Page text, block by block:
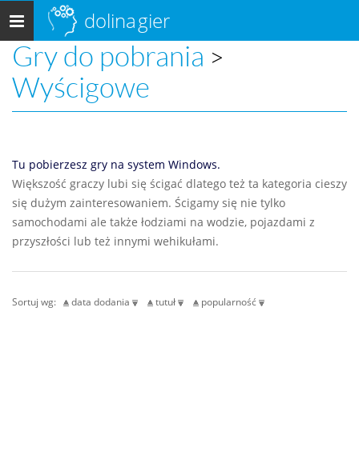
Menu
główne
dolinagier
Gry do pobrania >
Wyścigowe
Tu pobierzesz gry na system Windows.
Większość graczy lubi się ścigać dlatego też ta kategoria cieszy
się dużym zainteresowaniem. Ścigamy się nie tylko
samochodami ale także łodziami na wodzie, pojazdami z
przyszłości lub też innymi wehikułami.
Sortuj wg: data dodania tutuł popularność